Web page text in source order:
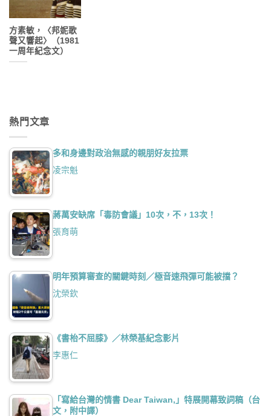
方素敏，〈邦妮歌
聲又響起〉（1981
一周年紀念文）
熱門文章
多和身邊對政治無感的親朋好友拉票
凌宗魁
蔣萬安缺席「毒防會議」10次，不，13次！
張育萌
明年預算審查的關鍵時刻／極音速飛彈可能被擋？
沈榮欽
《書枱不屈膝》／林榮基紀念影片
李惠仁
「寫給台灣的情書 Dear Taiwan,」特展開幕致詞稿（台
文，附中譯）